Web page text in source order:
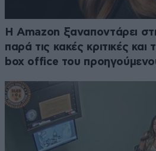
Η Amazon ξαναποντάρει
παρά τις κακές κριτικές και
box office του